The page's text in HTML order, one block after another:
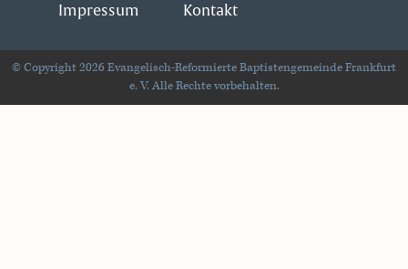
Impressum Kontakt
© Copyright 2026 Evangelisch-Reformierte Baptistengemeinde Frankfurt
e. V. Alle Rechte vorbehalten.